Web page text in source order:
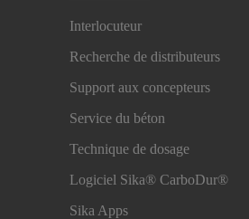
Interlocuteur
Recherche de distributeurs
Support aux concepteurs
Service du béton
Technique de dosage
Logiciel Sika® CarboDur®
Sika Apps